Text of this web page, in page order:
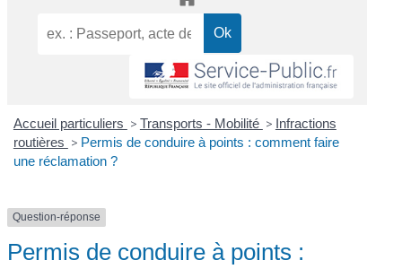
Accueil particuliers > Transports - Mobilité > Infractions
routières > Permis de conduire à points : comment faire
une réclamation ?
Question-réponse
Permis de conduire à points :